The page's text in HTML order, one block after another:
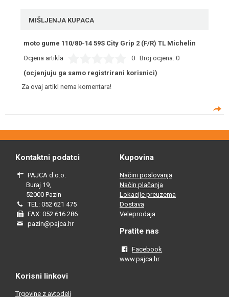
MIŠLJENJA KUPACA
moto gume 110/80-14 59S City Grip 2 (F/R) TL Michelin
Ocjena artikla
0 Broj ocjena: 0
(ocjenjuju ga samo registrirani korisnici)
Za ovaj artikl nema komentara!
Kontaktni podatci
PAJCA d.o.o.
Buraj 19,
52000 Pazin
TEL: 052 621 475
FAX: 052 616 286
pazin@pajca.hr
Kupovina
Načini poslovanja
Način plačanja
Lokacije preuzema
Dostava
Veleprodaja
Pratite nas
Facebook
www.pajca.hr
Korisni linkovi
Trgovine z avtodeli